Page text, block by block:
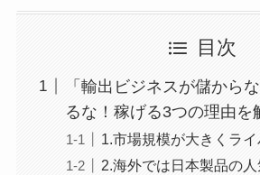
目次
「輸出ビジネスが儲から
るな！稼げる3つの理由を
1.市場規模が大きくラ
2.海外では日本製品の